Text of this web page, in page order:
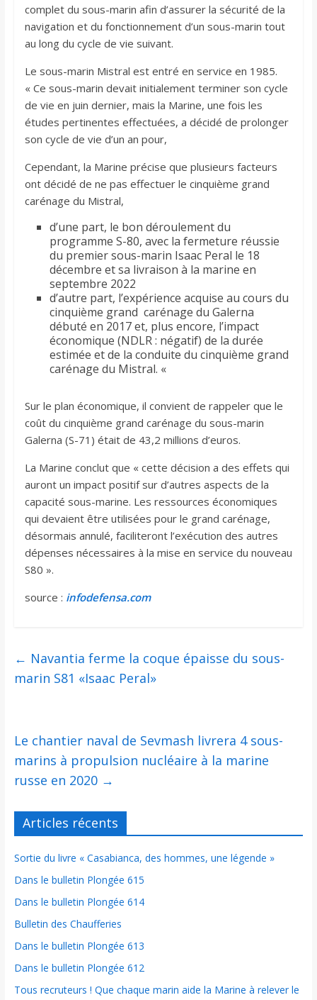
complet du sous-marin afin d’assurer la sécurité de la
navigation et du fonctionnement d’un sous-marin tout
au long du cycle de vie suivant.
Le sous-marin Mistral est entré en service en 1985.
« Ce sous-marin devait initialement terminer son cycle
de vie en juin dernier, mais la Marine, une fois les
études pertinentes effectuées, a décidé de prolonger
son cycle de vie d’un an pour,
Cependant, la Marine précise que plusieurs facteurs
ont décidé de ne pas effectuer le cinquième grand
carénage du Mistral,
d’une part, le bon déroulement du
programme S-80, avec la fermeture réussie
du premier sous-marin Isaac Peral le 18
décembre et sa livraison à la marine en
septembre 2022
d’autre part, l’expérience acquise au cours du
cinquième grand carénage du Galerna
débuté en 2017 et, plus encore, l’impact
économique (NDLR : négatif) de la durée
estimée et de la conduite du cinquième grand
carénage du Mistral. «
Sur le plan économique, il convient de rappeler que le
coût du cinquième grand carénage du sous-marin
Galerna (S-71) était de 43,2 millions d’euros.
La Marine conclut que « cette décision a des effets qui
auront un impact positif sur d’autres aspects de la
capacité sous-marine. Les ressources économiques
qui devaient être utilisées pour le grand carénage,
désormais annulé, faciliteront l’exécution des autres
dépenses nécessaires à la mise en service du nouveau
S80 ».
source : infodefensa.com
← Navantia ferme la coque épaisse du sous-
marin S81 «Isaac Peral»
Le chantier naval de Sevmash livrera 4 sous-
marins à propulsion nucléaire à la marine
russe en 2020 →
Articles récents
Sortie du livre « Casabianca, des hommes, une légende »
Dans le bulletin Plongée 615
Dans le bulletin Plongée 614
Bulletin des Chaufferies
Dans le bulletin Plongée 613
Dans le bulletin Plongée 612
Tous recruteurs ! Que chaque marin aide la Marine à relever le